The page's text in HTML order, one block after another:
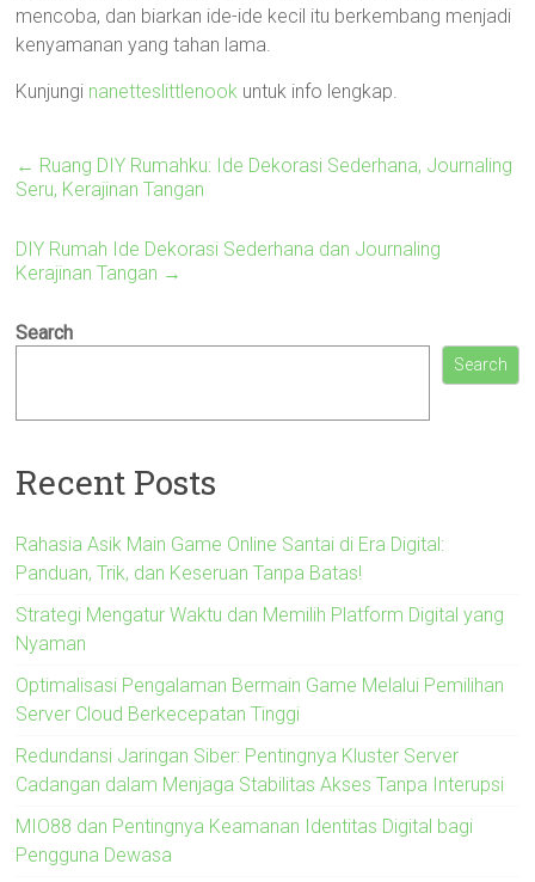
mencoba, dan biarkan ide-ide kecil itu berkembang menjadi
kenyamanan yang tahan lama.
Kunjungi nanetteslittlenook untuk info lengkap.
← Ruang DIY Rumahku: Ide Dekorasi Sederhana, Journaling
Seru, Kerajinan Tangan
DIY Rumah Ide Dekorasi Sederhana dan Journaling
Kerajinan Tangan →
Search
Search
Recent Posts
Rahasia Asik Main Game Online Santai di Era Digital:
Panduan, Trik, dan Keseruan Tanpa Batas!
Strategi Mengatur Waktu dan Memilih Platform Digital yang
Nyaman
Optimalisasi Pengalaman Bermain Game Melalui Pemilihan
Server Cloud Berkecepatan Tinggi
Redundansi Jaringan Siber: Pentingnya Kluster Server
Cadangan dalam Menjaga Stabilitas Akses Tanpa Interupsi
MIO88 dan Pentingnya Keamanan Identitas Digital bagi
Pengguna Dewasa